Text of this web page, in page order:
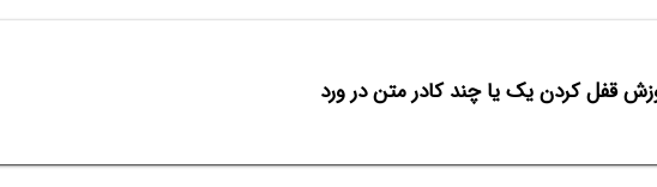
قفل کردن یک یا چند کادر متن در ورد